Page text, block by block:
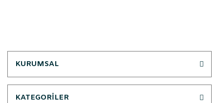
KURUMSAL
KATEGORİLER